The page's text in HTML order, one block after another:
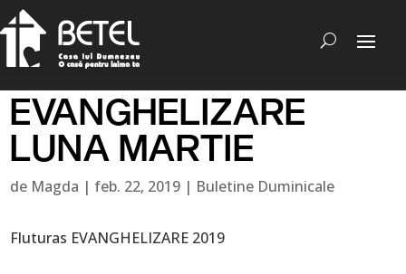
EVANGHELIZARE
LUNA MARTIE
de Magda | feb. 22, 2019 | Buletine Duminicale
Fluturas EVANGHELIZARE 2019